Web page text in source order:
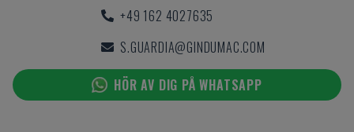
+49 162 4027635
S.GUARDIA@GINDUMAC.COM
HÖR AV DIG PÅ WHATSAPP